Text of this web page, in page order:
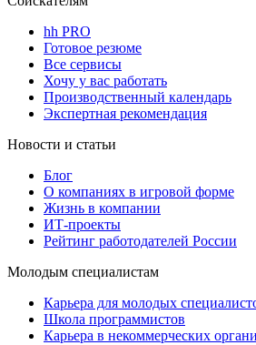
hh PRO
Готовое резюме
Все сервисы
Хочу у вас работать
Производственный календарь
Экспертная рекомендация
Новости и статьи
Блог
О компаниях в игровой форме
Жизнь в компании
ИТ-проекты
Рейтинг работодателей России
Молодым специалистам
Карьера для молодых
Школа программистов
Карьера в некоммерческих